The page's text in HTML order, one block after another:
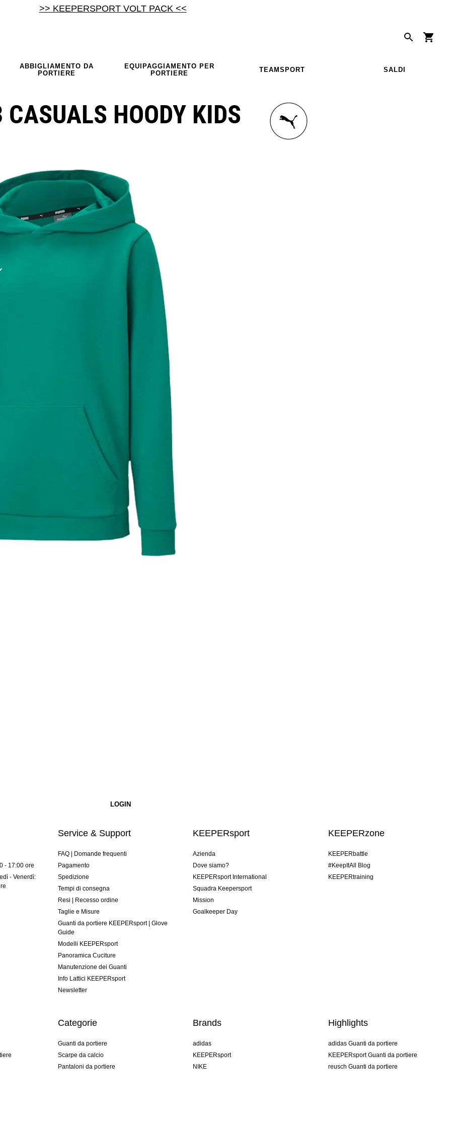
>> KEEPERSPORT VOLT PACK <<
ABBIGLIAMENTO DA
PORTIERE
EQUIPAGGIAMENTO PER
PORTIERE
TEAMSPORT SALDI
HOODY KIDS
- 17:00 ore
- Venerdì:
Service & Support
FAQ | Domande frequenti
Pagamento
Spedizione
Tempi di consegna
Resi | Recesso ordine
Taglie e Misure
Guanti da portiere KEEPERsport | Glove
Guide
Modelli KEEPERsport
Panoramica Cuciture
Manutenzione dei Guanti
Info Lattici KEEPERsport
Newsletter
KEEPERsport
Azienda
Dove siamo?
KEEPERsport International
Squadra Keepersport
Mission
Goalkeeper Day
KEEPERzone
KEEPERbattle
#KeepItAll Blog
KEEPERtraining
Categorie
Guanti da portiere
Scarpe da calcio
Pantaloni da portiere
Brands
adidas
KEEPERsport
NIKE
Highlights
adidas Guanti da portiere
KEEPERsport Guanti da portiere
reusch Guanti da portiere